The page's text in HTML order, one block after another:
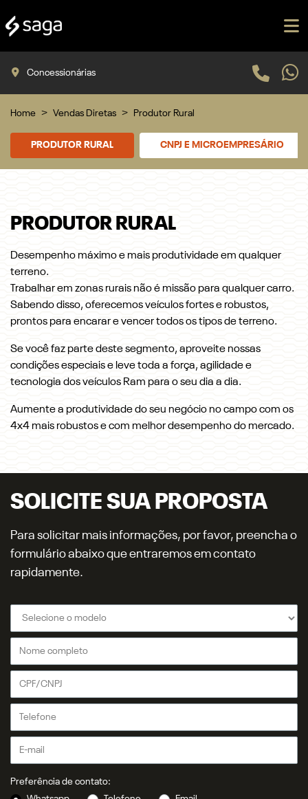
Concessionárias
Home Vendas Diretas Produtor Rural
CNPJ E MICROEMPRESÁRIO
PRODUTOR RURAL
PRODUTOR RURAL
Desempenho máximo e mais produtividade em qualquer
terreno.
Trabalhar em zonas rurais não é missão para qualquer carro.
Sabendo disso, oferecemos veículos fortes e robustos,
prontos para encarar e vencer todos os tipos de terreno.
Se você faz parte deste segmento, aproveite nossas
condições especiais e leve toda a força, agilidade e
tecnologia dos veículos Ram para o seu dia a dia.
Aumente a produtividade do seu negócio no campo com os
4x4 mais robustos e com melhor desempenho do mercado.
SOLICITE SUA PROPOSTA
Para solicitar mais informações, por favor, preencha o
formulário abaixo que entraremos em contato
rapidamente.
Preferência de contato: